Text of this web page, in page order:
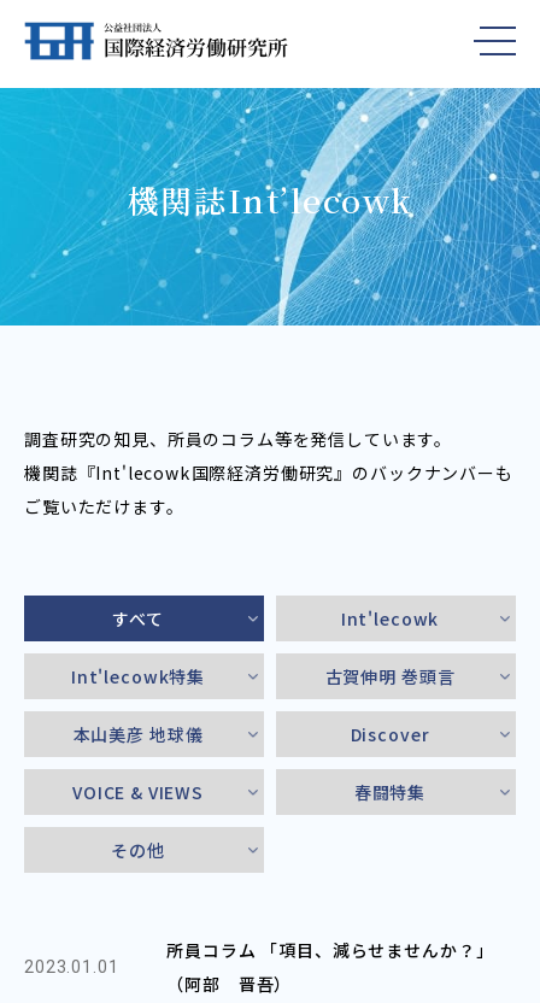
機関誌Int’lecowk
調査研究の知見、所員のコラム等を発信しています。
機関誌『Int'lecowk――国際経済労働研究』のバックナンバーも
ご覧いただけます。
すべて Int'lecowk
Int'lecowk特集 古賀伸明 巻頭言
本山美彦 地球儀 Discover
VOICE & VIEWS 春闘特集
その他
2023.01.01
所員コラム 「項目、減らせませんか？」
（阿部 晋吾）